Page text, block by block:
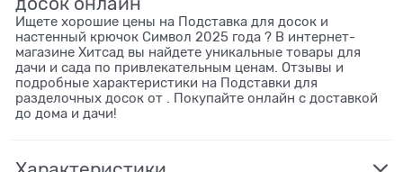
Ищете хорошие цены на Подставка для досок и
настенный крючок Символ 2025 года ? В интернет-
магазине Хитсад вы найдете уникальные товары для
дачи и сада по привлекательным ценам. Отзывы и
подробные характеристики на Подставки для
разделочных досок от . Покупайте онлайн с доставкой
до дома и дачи!